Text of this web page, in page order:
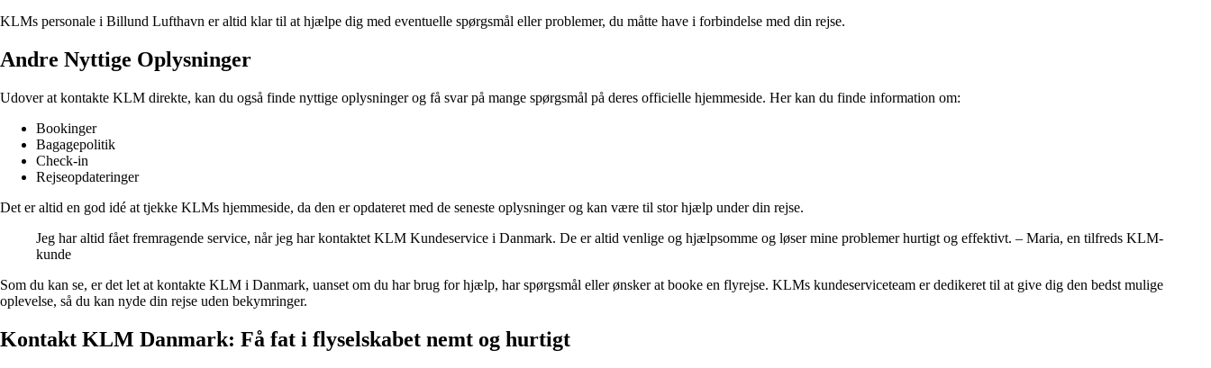
KLMs personale i Billund Lufthavn er altid klar til at hjælpe dig med eventuelle spørgsmål eller problemer, du måtte have i forbindelse med din rejse.
Andre Nyttige Oplysninger
Udover at kontakte KLM direkte, kan du også finde nyttige oplysninger og få svar på mange spørgsmål på deres officielle hjemmeside. Her kan du finde information om:
Bookinger
Bagagepolitik
Check-in
Rejseopdateringer
Det er altid en god idé at tjekke KLMs hjemmeside, da den er opdateret med de seneste oplysninger og kan være til stor hjælp under din rejse.
Jeg har altid fået fremragende service, når jeg har kontaktet KLM Kundeservice i Danmark. De er altid venlige og hjælpsomme og løser mine problemer hurtigt og effektivt. – Maria, en tilfreds KLM-
kunde
Som du kan se, er det let at kontakte KLM i Danmark, uanset om du har brug for hjælp, har spørgsmål eller ønsker at booke en flyrejse. KLMs kundeserviceteam er dedikeret til at give dig den bedst mulige
oplevelse, så du kan nyde din rejse uden bekymringer.
Kontakt KLM Danmark: Få fat i flyselskabet nemt og hurtigt